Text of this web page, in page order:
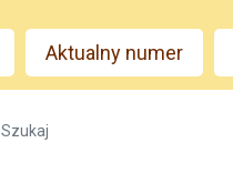
Aktualny numer
Szukaj